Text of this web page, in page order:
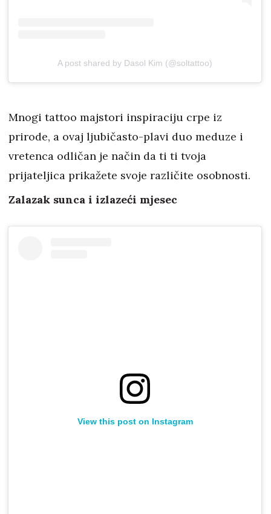
A post shared by Dasol Kim (@soltattoo)
Mnogi tattoo majstori inspiraciju crpe iz
prirode, a ovaj ljubičasto-plavi duo meduze i
vretenca odličan je način da ti ti tvoja
prijateljica prikažete svoje različite osobnosti.
Zalazak sunca i izlazeći mjesec
View this post on Instagram